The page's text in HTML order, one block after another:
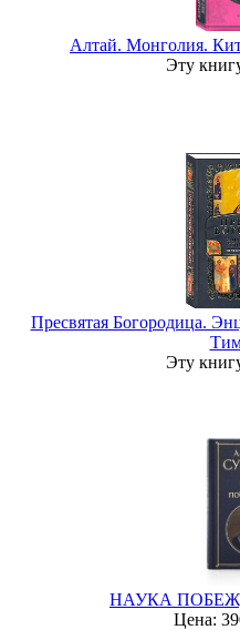
Алтай. Монголия.
Эту
Пресвятая Богородица.
Эту
НАУКА
Цена: